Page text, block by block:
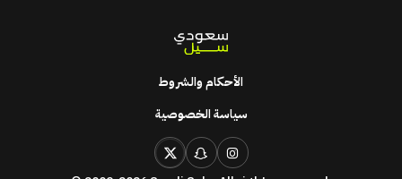
الأحكام والشروط
سياسة الخصوصية